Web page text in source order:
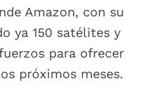
Amazon, con su
ya 150 satélites y
para ofrecer
próximos meses.